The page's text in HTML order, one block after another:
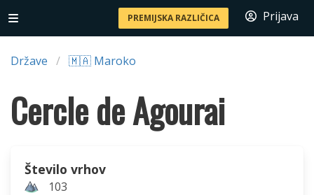
PREMIJSKA RAZLIČICA Prijava
Države 🇲🇦 Maroko
Cercle de Agourai
Število vrhov
103